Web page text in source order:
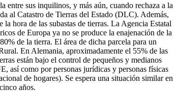
entre sus inquilinos, y más aún, cuando rechaza a la
al Catastro de Tierras del Estado (DLC). Además,
hora de las subastas de tierras. La Agencia Estatal
de Europa ya no se produce la enajenación de la
de la tierra. El área de dicha parcela para un
En Alemania, aproximadamente el 55% de las
están bajo el control de pequeños y medianos
así como por personas jurídicas y personas físicas
de hogares). Se espera una situación similar en
años.